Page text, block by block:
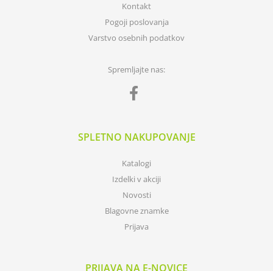
Kontakt
Pogoji poslovanja
Varstvo osebnih podatkov
Spremljajte nas:
SPLETNO NAKUPOVANJE
Katalogi
Izdelki v akciji
Novosti
Blagovne znamke
Prijava
PRIJAVA NA E-NOVICE